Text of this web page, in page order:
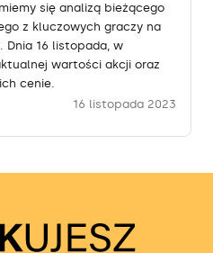
się analizą bieżącego
z kluczowych graczy na
Dnia 16 listopada, w
wartości akcji oraz
cenie.
16 listopada 2023